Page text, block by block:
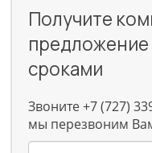
Получите
сроками
Звоните +7 (727)
мы перезвоним